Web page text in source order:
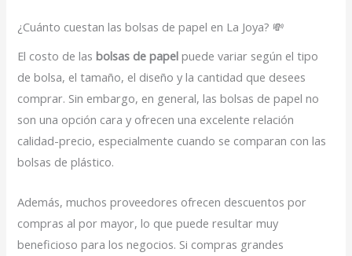
¿Cuánto cuestan las bolsas de papel en La Joya? 💸
El costo de lasbolsas de papel puede variar según el tipo
de bolsa, el tamaño, el diseño y la cantidad que desees
comprar. Sin embargo, en general, las bolsas de papel no
son una opción cara y ofrecen una excelente relación
calidad-precio, especialmente cuando se comparan con las
bolsas de plástico.
Además, muchos proveedores ofrecen descuentos por
compras al por mayor, lo que puede resultar muy
beneficioso para los negocios. Si compras grandes